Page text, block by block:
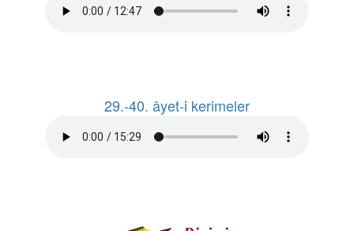
29.-40. âyet-i kerimeler